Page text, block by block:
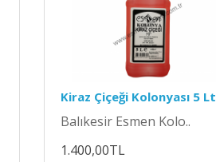
Kiraz Çiçeği Kolonyası 5 Lt
Balıkesir Esmen Kolo..
1.400,00TL